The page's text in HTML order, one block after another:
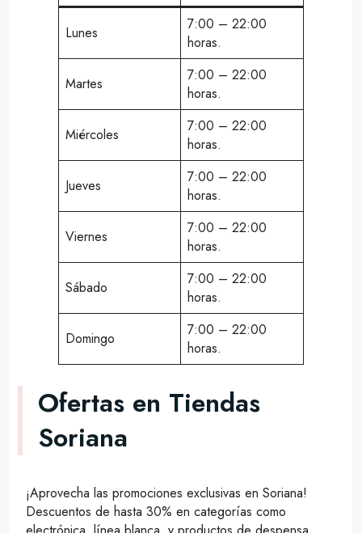
Lunes
7:00 – 22:00
horas.
Martes
7:00 – 22:00
horas.
Miércoles
7:00 – 22:00
horas.
Jueves
7:00 – 22:00
horas.
Viernes
7:00 – 22:00
horas.
Sábado
7:00 – 22:00
horas.
Domingo
7:00 – 22:00
horas.
Ofertas en Tiendas
Soriana
¡Aprovecha las promociones exclusivas en Soriana!
Descuentos de hasta 30% en categorías como